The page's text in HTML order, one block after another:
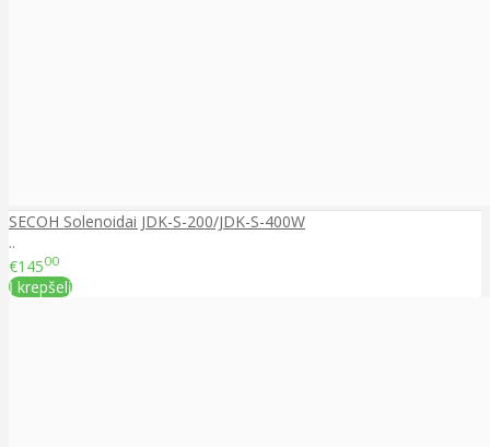
SECOH Solenoidai JDK-S-200/JDK-S-400W
..
€14500
Į krepšelį